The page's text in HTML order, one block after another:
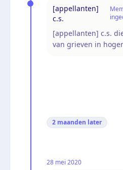
[appellanten]
c.s.
[appellanten] c.s.
van grieven in
2 maanden later
28 mei 2020